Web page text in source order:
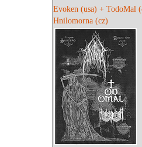
Evoken (usa) + TodoMal
Hnilomorna (cz)